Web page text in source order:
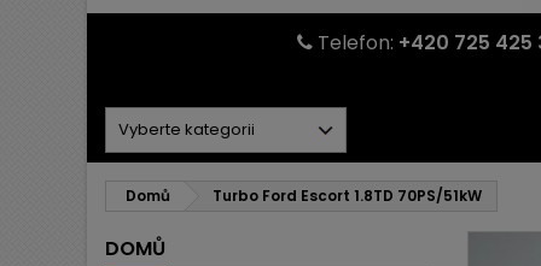
Telefon: +420 725 425
Domů Turbo Ford Escort 1.8TD 70PS/51kW
DOMŮ